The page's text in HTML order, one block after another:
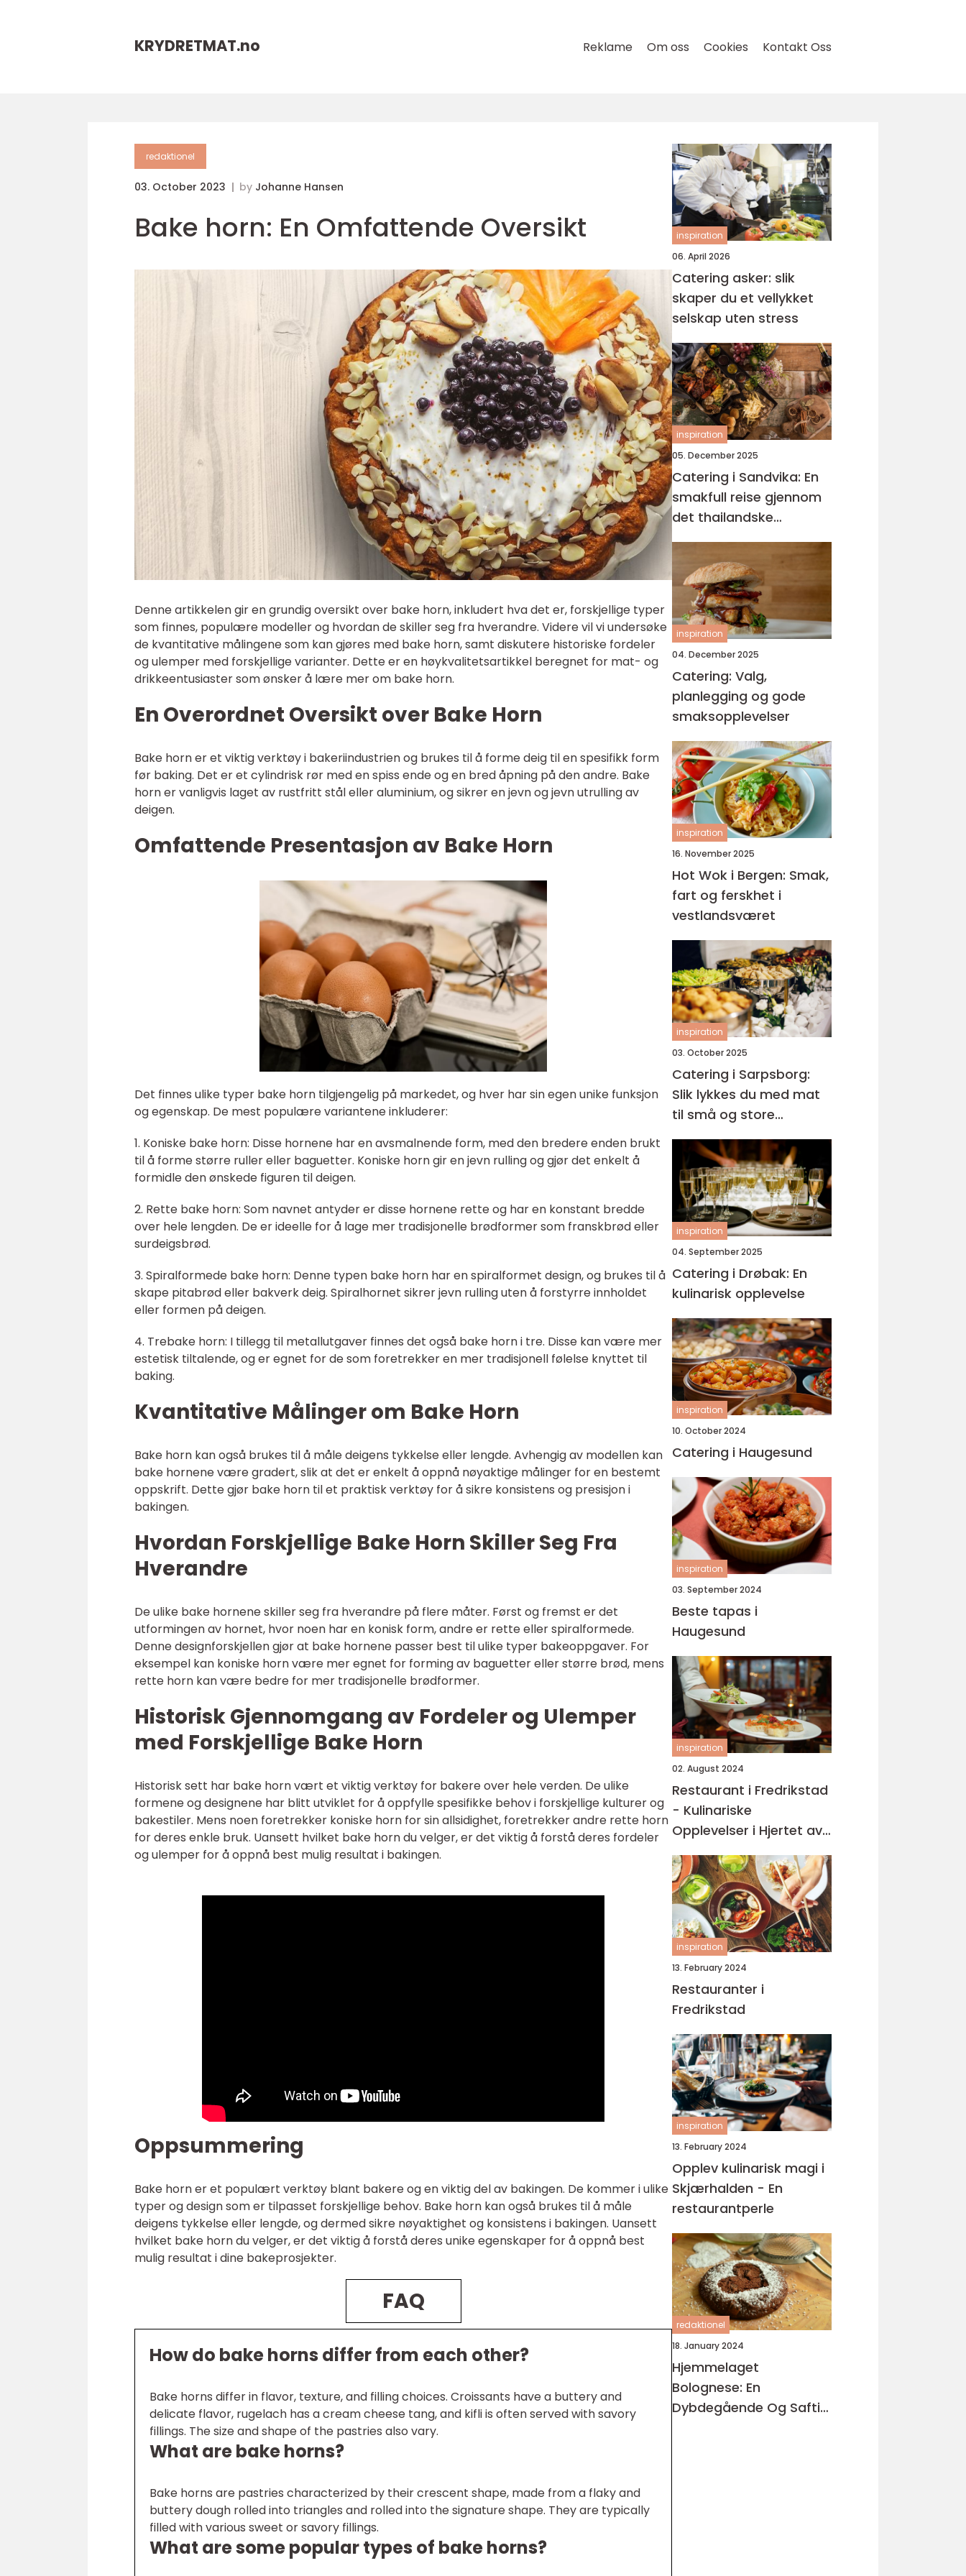
KRYDRETMAT.no Reklame Om oss Cookies Kontakt Oss
redaktionel
03. October 2023 by Johanne Hansen
Bake horn: En Omfattende Oversikt
Denne artikkelen gir en grundig oversikt over bake horn, inkludert hva det er, forskjellige typer
som finnes, populære modeller og hvordan de skiller seg fra hverandre. Videre vil vi undersøke
de kvantitative målingene som kan gjøres med bake horn, samt diskutere historiske fordeler
og ulemper med forskjellige varianter. Dette er en høykvalitetsartikkel beregnet for mat- og
drikkeentusiaster som ønsker å lære mer om bake horn.
En Overordnet Oversikt over Bake Horn
Bake horn er et viktig verktøy i bakeriindustrien og brukes til å forme deig til en spesifikk form
før baking. Det er et cylindrisk rør med en spiss ende og en bred åpning på den andre. Bake
horn er vanligvis laget av rustfritt stål eller aluminium, og sikrer en jevn og jevn utrulling av
deigen.
Omfattende Presentasjon av Bake Horn
Det finnes ulike typer bake horn tilgjengelig på markedet, og hver har sin egen unike funksjon
og egenskap. De mest populære variantene inkluderer:
1. Koniske bake horn: Disse hornene har en avsmalnende form, med den bredere enden brukt
til å forme større ruller eller baguetter. Koniske horn gir en jevn rulling og gjør det enkelt å
formidle den ønskede figuren til deigen.
2. Rette bake horn: Som navnet antyder er disse hornene rette og har en konstant bredde
over hele lengden. De er ideelle for å lage mer tradisjonelle brødformer som franskbrød eller
surdeigsbrød.
3. Spiralformede bake horn: Denne typen bake horn har en spiralformet design, og brukes til å
skape pitabrød eller bakverk deig. Spiralhornet sikrer jevn rulling uten å forstyrre innholdet
eller formen på deigen.
4. Trebake horn: I tillegg til metallutgaver finnes det også bake horn i tre. Disse kan være mer
estetisk tiltalende, og er egnet for de som foretrekker en mer tradisjonell følelse knyttet til
baking.
Kvantitative Målinger om Bake Horn
Bake horn kan også brukes til å måle deigens tykkelse eller lengde. Avhengig av modellen kan
bake hornene være gradert, slik at det er enkelt å oppnå nøyaktige målinger for en bestemt
oppskrift. Dette gjør bake horn til et praktisk verktøy for å sikre konsistens og presisjon i
bakingen.
Hvordan Forskjellige Bake Horn Skiller Seg Fra
Hverandre
De ulike bake hornene skiller seg fra hverandre på flere måter. Først og fremst er det
utformingen av hornet, hvor noen har en konisk form, andre er rette eller spiralformede.
Denne designforskjellen gjør at bake hornene passer best til ulike typer bakeoppgaver. For
eksempel kan koniske horn være mer egnet for forming av baguetter eller større brød, mens
rette horn kan være bedre for mer tradisjonelle brødformer.
Historisk Gjennomgang av Fordeler og Ulemper
med Forskjellige Bake Horn
Historisk sett har bake horn vært et viktig verktøy for bakere over hele verden. De ulike
formene og designene har blitt utviklet for å oppfylle spesifikke behov i forskjellige kulturer og
bakestiler. Mens noen foretrekker koniske horn for sin allsidighet, foretrekker andre rette horn
for deres enkle bruk. Uansett hvilket bake horn du velger, er det viktig å forstå deres fordeler
og ulemper for å oppnå best mulig resultat i bakingen.
Oppsummering
Bake horn er et populært verktøy blant bakere og en viktig del av bakingen. De kommer i ulike
typer og design som er tilpasset forskjellige behov. Bake horn kan også brukes til å måle
deigens tykkelse eller lengde, og dermed sikre nøyaktighet og konsistens i bakingen. Uansett
hvilket bake horn du velger, er det viktig å forstå deres unike egenskaper for å oppnå best
mulig resultat i dine bakeprosjekter.
FAQ
How do bake horns differ from each other?
Bake horns differ in flavor, texture, and filling choices. Croissants have a buttery and
delicate flavor, rugelach has a cream cheese tang, and kifli is often served with savory
fillings. The size and shape of the pastries also vary.
What are bake horns?
Bake horns are pastries characterized by their crescent shape, made from a flaky and
buttery dough rolled into triangles and rolled into the signature shape. They are typically
filled with various sweet or savory fillings.
What are some popular types of bake horns?
inspiration
06. April 2026
Catering asker: slik
skaper du et vellykket
selskap uten stress
inspiration
05. December 2025
Catering i Sandvika: En
smakfull reise gjennom
det thailandske
kjøkkenet
inspiration
04. December 2025
Catering: Valg,
planlegging og gode
smaksopplevelser
inspiration
16. November 2025
Hot Wok i Bergen: Smak,
fart og ferskhet i
vestlandsværet
inspiration
03. October 2025
Catering i Sarpsborg:
Slik lykkes du med mat
til små og store
anledninger
inspiration
04. September 2025
Catering i Drøbak: En
kulinarisk opplevelse
inspiration
10. October 2024
Catering i Haugesund
inspiration
03. September 2024
Beste tapas i
Haugesund
inspiration
02. August 2024
Restaurant i Fredrikstad
- Kulinariske
Opplevelser i Hjertet av
Østfold
inspiration
13. February 2024
Restauranter i
Fredrikstad
inspiration
13. February 2024
Opplev kulinarisk magi i
Skjærhalden - En
restaurantperle
redaktionel
18. January 2024
Hjemmelaget
Bolognese: En
Dybdegående Og Saftig